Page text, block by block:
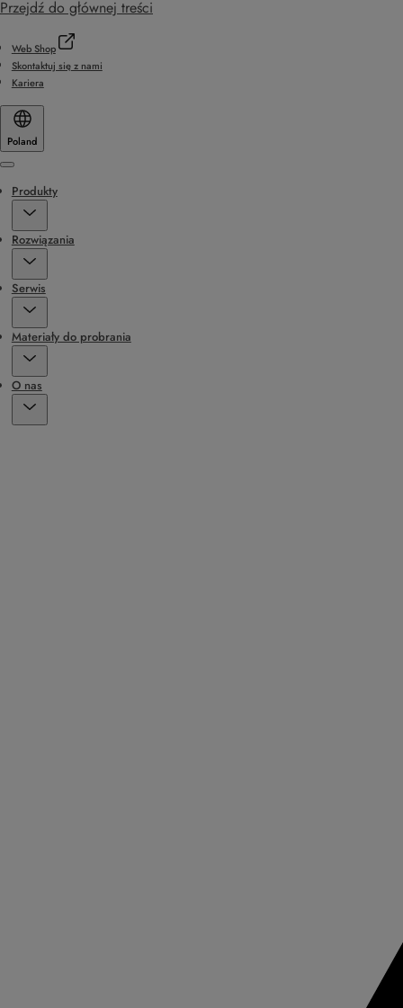
Przejdź do głównej treści
Web Shop
Skontaktuj się z nami
Kariera
Poland
Menu
Produkty
Rozwiązania
Serwis
Materiały do probrania
O nas